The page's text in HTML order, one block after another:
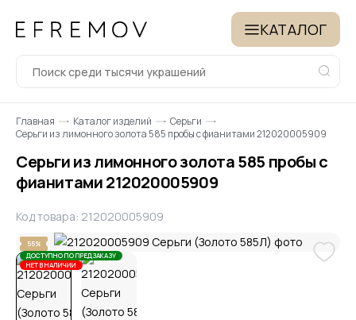
КАТАЛОГ
Главная Каталог изделий
Серьги
Серьги из лимонного золота 585 пробы с фианитами 212020005909
Серьги из лимонного золота 585 пробы с
фианитами 212020005909
Код товара: 212020005909
55%
ДОСТУПНО ПО ПРЕДЗАКАЗУ
НЕТ В НАЛИЧИИ